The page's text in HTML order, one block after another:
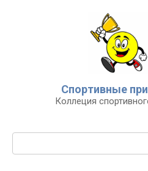
Спортивные
Коллеция